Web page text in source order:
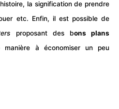
la signification de prendre
etc. Enfin, il est possible de
proposant des bons plans
manière à économiser un peu